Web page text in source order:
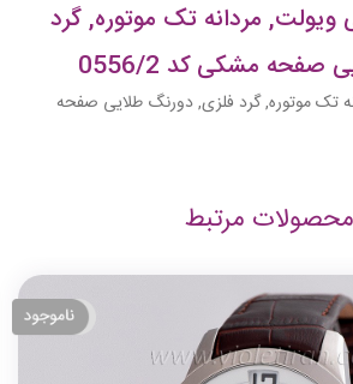
مردانه تک موتوره, گرد
مشکی کد 0556/2
تک موتوره, گرد فلزی, دورنگ طلایی صفحه
محصولات مرتبط